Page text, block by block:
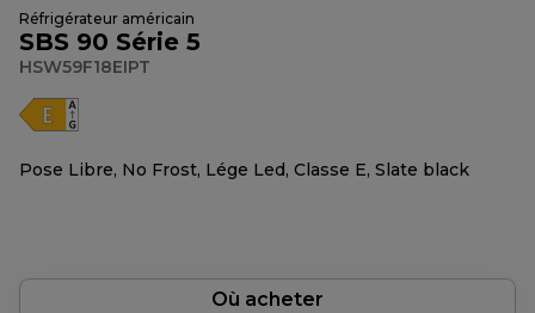
Réfrigérateur américain
SBS 90 Série 5
HSW59F18EIPT
Pose Libre, No Frost, Lége Led, Classe E, Slate black
Où acheter